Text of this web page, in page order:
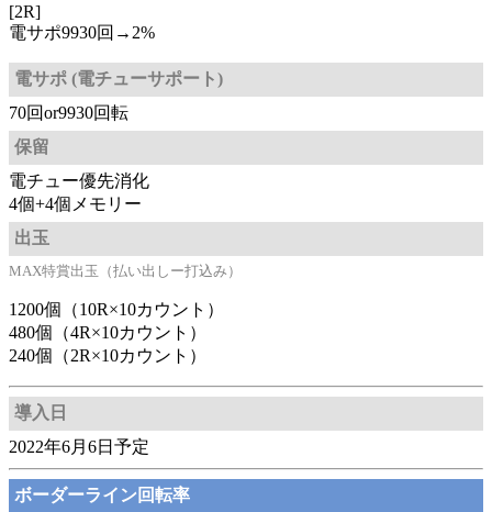
[2R]
電サポ9930回→2%
電サポ (電チューサポート)
70回or9930回転
保留
電チュー優先消化
4個+4個メモリー
出玉
MAX特賞出玉（払い出しー打込み）
1200個（10R×10カウント）
480個（4R×10カウント）
240個（2R×10カウント）
導入日
2022年6月6日予定
ボーダーライン回転率